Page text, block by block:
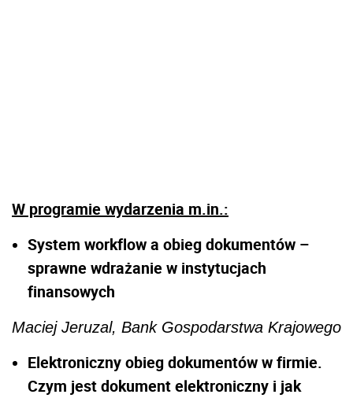
W programie wydarzenia m.in.:
System workflow a obieg dokumentów –
sprawne wdrażanie w instytucjach
finansowych
Maciej Jeruzal, Bank Gospodarstwa Krajowego
Elektroniczny obieg dokumentów w firmie.
Czym jest dokument elektroniczny i jak